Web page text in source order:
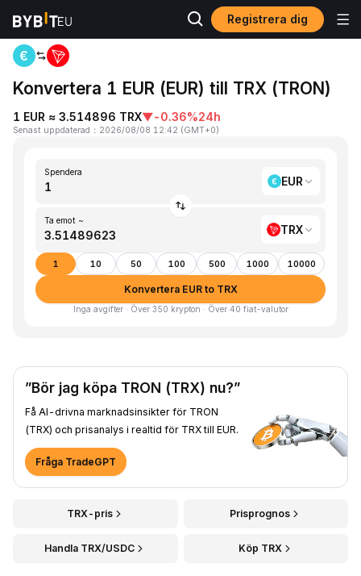
Registrera dig
Hem EUR to TRX
Konvertera 1 EUR (EUR) till TRX (TRON)
1 EUR ≈ 3.514896 TRX▼-0.36%24h
Senast uppdaterad ： 2026/08/08 12:42 (GMT+0)
Spendera
EUR
Ta emot ~
TRX
1 10 50 100 500 1000 10000
Konvertera EUR to TRX
Inga avgifter · Över 350 krypton · Över 40 fiat-valutor
”Bör jag köpa TRON (TRX) nu?”
Få AI-drivna marknadsinsikter för TRON
(TRX) och prisanalys i realtid för TRX till EUR.
Fråga TradeGPT
TRX-pris Prisprognos
Handla TRX/USDC Köp TRX